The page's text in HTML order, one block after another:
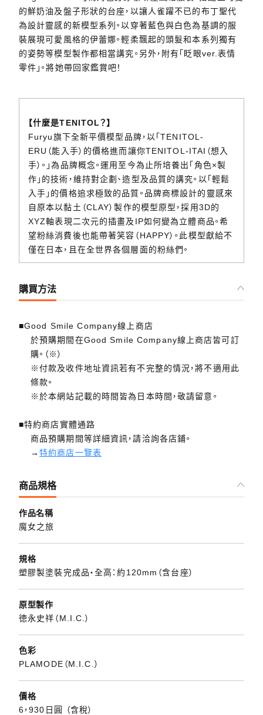
的鮮奶油及盤子形狀的台座，以讓人雀躍不已的布丁聖代
為設計靈感的新模型系列。以穿著藍色與白色為基調的服
裝展現可愛風格的伊蕾娜。輕柔飄起的頭髮和本系列獨有
的姿勢等模型製作都相當講究。另外，附有「眨眼ver.表情
零件」。將她帶回家鑑賞吧！
【什麼是TENITOL？】
Furyu旗下全新平價模型品牌，以「TENITOL-
ERU（能入手）的價格進而讓你TENITOL-ITAI（想入
手）。」為品牌概念。運用至今為止所培養出「角色×製
作」的技術，維持對企劃、造型及品質的講究。以「輕鬆
入手」的價格追求極致的品質。品牌商標設計的靈感來
自原本以黏土（CLAY）製作的模型原型，採用3D的
XYZ軸表現二次元的插畫及IP如何變為立體商品。希
望粉絲消費後也能帶著笑容（HAPPY）。此模型獻給不
僅在日本，且在全世界各個層面的粉絲們。
購買方法
■Good Smile Company線上商店
於預購期間在Good Smile Company線上商店皆可訂
購。（※）
※付款及收件地址資訊若有不完整的情況，將不適用此
條款。
※於本網站記載的時間皆為日本時間，敬請留意。
■特約商店實體通路
商品預購期間等詳細資訊，請洽詢各店鋪。
→特約商店一覽表
商品規格
作品名稱
魔女之旅
規格
塑膠製塗裝完成品・全高：約120mm（含台座）
原型製作
徳永史祥（M.I.C.）
色彩
PLAMODE（M.I.C.）
價格
6，930日圓 （含稅）